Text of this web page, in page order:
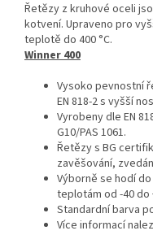
Řetězy z kruhové oceli
kotvení. Upraveno pro
teplotě do 400 °C.
Winner 400
Vysoko pevnostní
EN 818‑2 s vyšší
Vyrobeny dle EN
G10/PAS 1061.
Řetězy s BG
zavěšování,
Výborně se hodí
teplotám od -40 do
Standardní barva
Více informací